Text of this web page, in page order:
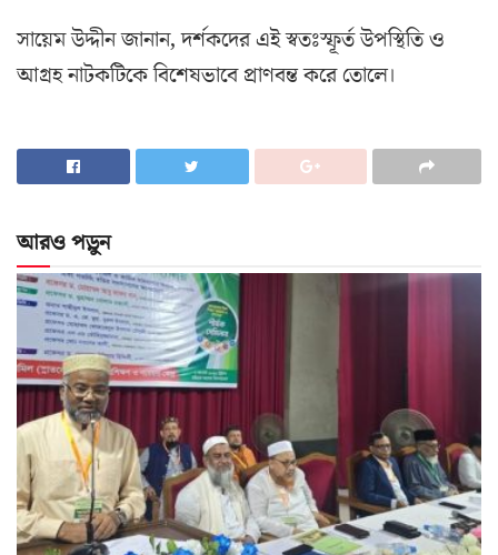
সায়েম উদ্দীন জানান, দর্শকদের এই স্বতঃস্ফূর্ত উপস্থিতি ও
আগ্রহ নাটকটিকে বিশেষভাবে প্রাণবন্ত করে তোলে।
আরও পড়ুন